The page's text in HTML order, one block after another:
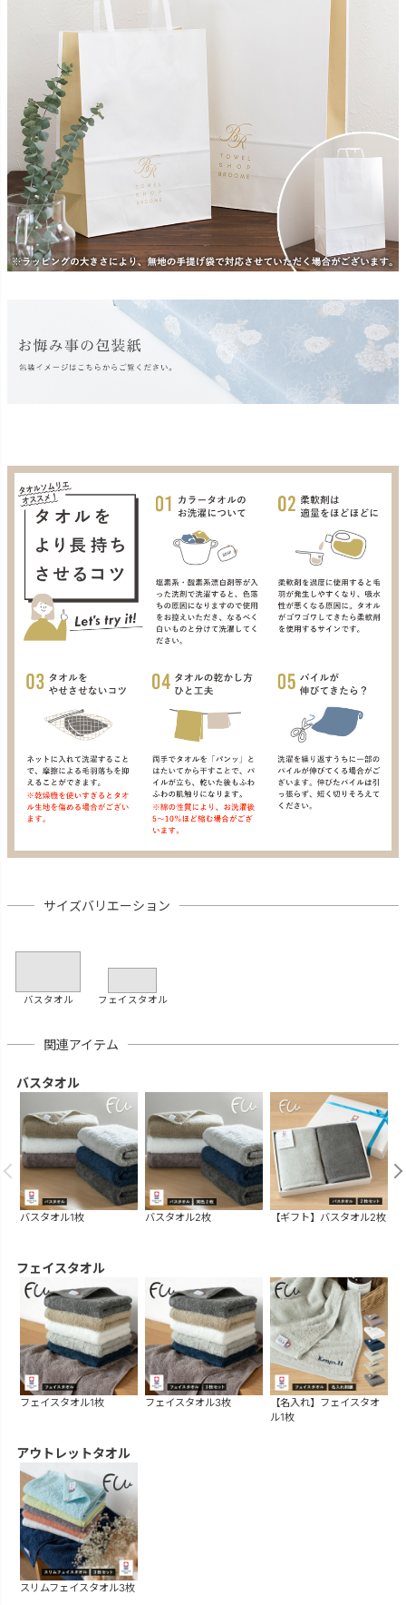
サイズバリエーション
バスタオル フェイスタオル
関連アイテム
バスタオル
バスタオル1枚 バスタオル2枚 【ギフト】バスタオル2枚
フェイスタオル
フェイスタオル1枚 フェイスタオル3枚
【名入れ】フェイスタオ
ル1枚
アウトレットタオル
スリムフェイスタオル3枚